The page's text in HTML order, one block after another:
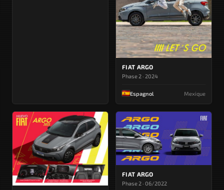
FIAT ARGO
Phase 2 · 2024
Espagnol Mexique
FIAT ARGO
Phase 2 · 06/2022